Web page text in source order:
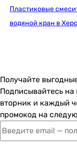
Пластиковые
водяной кран в
Получайте
Подписывайтесь
вторник и каждый
промокод на